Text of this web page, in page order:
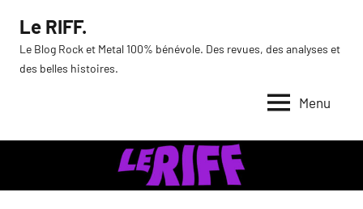
contenu
Le RIFF.
Le Blog Rock et Metal 100% bénévole. Des revues, des analyses et
des belles histoires.
Menu